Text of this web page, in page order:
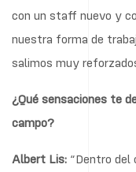
con un staff nuevo y
nuestra forma de
salimos muy
¿Qué sensaciones te
campo?
Albert Lis: “Dentro del